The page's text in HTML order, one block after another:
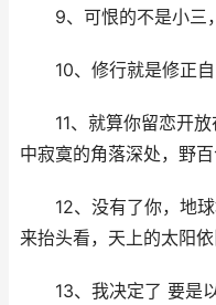
9、可恨的不是小三
10、修行就是修正自
11、就算你留恋开
中寂寞的角落深处，野
12、没有了你，地
来抬头看，天上的太阳依
13、我决定了 要是